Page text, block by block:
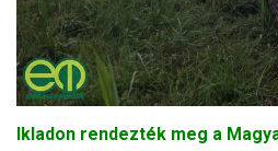
Ikladon rendezték meg a